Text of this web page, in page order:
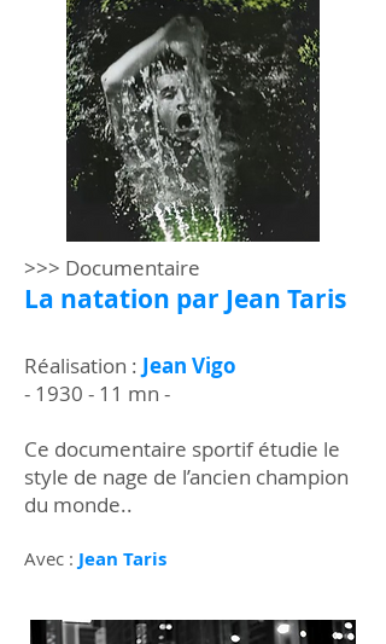
>>> Documentaire
La natation par Jean Taris
Réalisation : Jean Vigo
- 1930 - 11 mn -
Ce documentaire sportif étudie le
style de nage de l’ancien champion
du monde..
Avec : Jean Taris​​